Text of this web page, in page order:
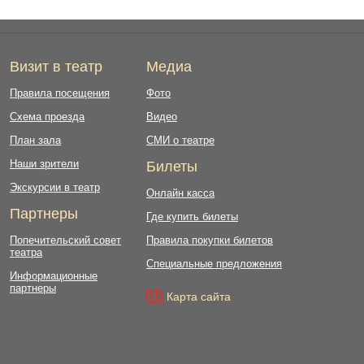
Визит в театр
Правила посещения
Схема проезда
План зала
Наши зрители
Экскурсии в театр
Партнеры
Попечительский совет
театра
Информационные
партнеры
Медиа
Фото
Видео
СМИ о театре
Билеты
Онлайн касса
Где купить билеты
Правила покупки билетов
Специальные предложения
Карта сайта